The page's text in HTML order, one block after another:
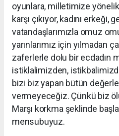
oyunlara, milletimize yönelik
karşı çıkıyor, kadını erkeği,
vatandaşlarımızla omuz
yarınlarımız için yılmadan
zaferlerle dolu bir ecdadın
istiklalimizden,
bizi biz yapan bütün
vermeyeceğiz. Çünkü biz
Marşı korkma şeklinde
mensubuyuz.